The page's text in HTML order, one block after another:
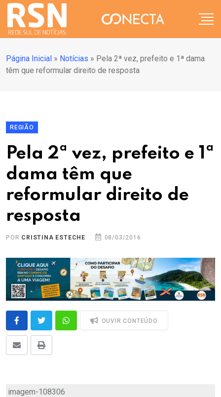
Página Inicial » Notícias » Pela 2ª vez, prefeito e 1ª dama
têm que reformular direito de resposta
REGIÃO
Pela 2ª vez, prefeito e 1ª
dama têm que
reformular direito de
resposta
POR CRISTINA ESTECHE 08/03/2016
OUVIR CONTEÚDO
imagem-108306